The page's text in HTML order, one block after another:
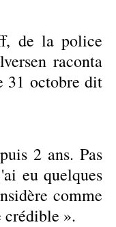
de la police
raconta
31 octobre dit
2 ans. Pas
eu quelques
comme
crédible ».